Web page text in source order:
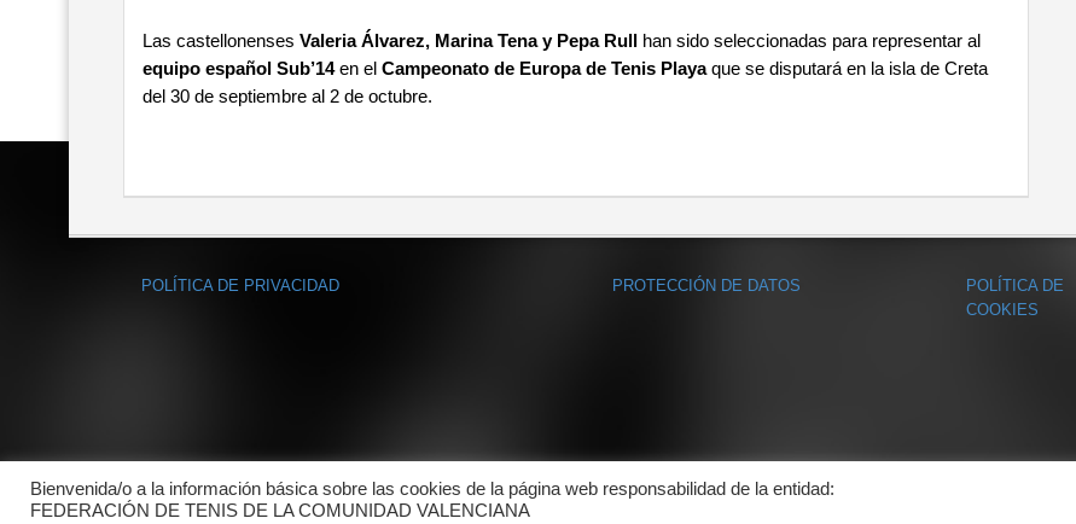
Las castellonenses Valeria Álvarez, Marina Tena y Pepa Rull
han sido seleccionadas para representar al
equipo español Sub’14en el Campeonato de Europa de Tenis Playaque se disputará en la isla de Creta
del 30 de septiembre al 2 de octubre.
POLÍTICA DE PRIVACIDAD PROTECCIÓN DE DATOS
POLÍTICA DE
COOKIES
Bienvenida/o a la información básica sobre las cookies de la página web responsabilidad de la entidad:
FEDERACIÓN DE TENIS DE LA COMUNIDAD VALENCIANA